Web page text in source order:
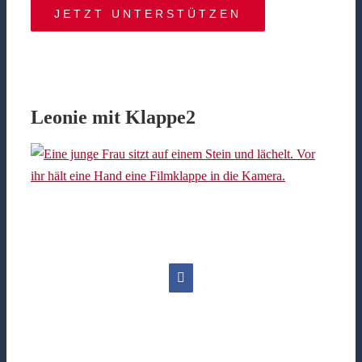
JETZT UNTERSTÜTZEN
Leonie mit Klappe2
Facebook